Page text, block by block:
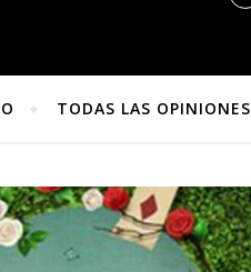
TODAS LAS OPINIONES